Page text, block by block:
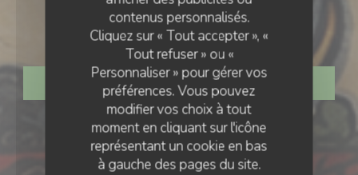
contenus personnalisés.
Cliquez sur « Tout accepter », «
Tout refuser » ou «
Personnaliser » pour gérer vos
préférences. Vous pouvez
modifier vos choix à tout
moment en cliquant sur l'icône
représentant un cookie en bas
à gauche des pages du site.
Le Coq De Bougival
RÉSERVER